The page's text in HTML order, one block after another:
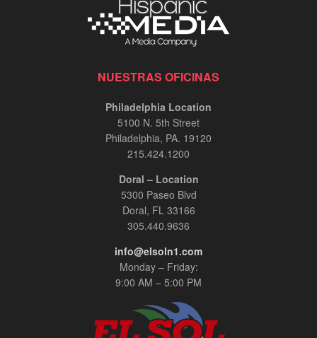
NUESTRAS OFICINAS
Philadelphia Location
5100 N. 5th Street
Philadelphia, PA. 19120
215.424.1200
Doral – Location
5300 Paseo Blvd
Doral, FL 33166
305.440.9636
info@elsoln1.com
Monday – Friday:
9:00 AM – 5:00 PM